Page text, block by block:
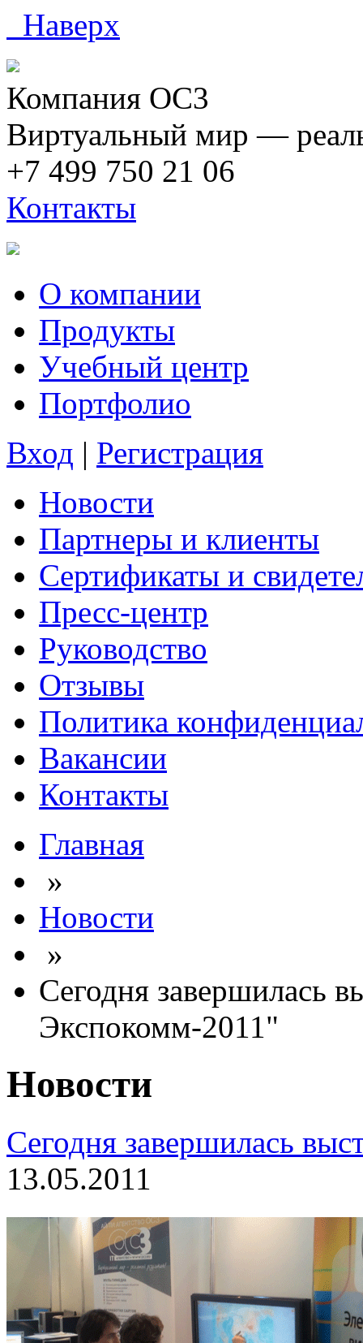
Наверх
Компания ОС3
Виртуальный мир —
+7 499 750 21 06
Контакты
О компании
Продукты
Учебный центр
Портфолио
Вход | Регистрация
Новости
Партнеры и клиенты
Сертификаты и
Пресс-центр
Руководство
Отзывы
Политика
Вакансии
Контакты
Главная
»
Новости
»
Сегодня завершилась
Экспокомм-2011"
Новости
Сегодня завершилась
13.05.2011